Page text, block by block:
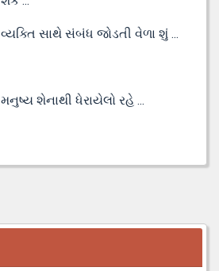
વ્યક્તિ સાથે સંબંધ જોડતી વેળા શું ...
મનુષ્ય શેનાથી ધેરાયેલો રહે ...